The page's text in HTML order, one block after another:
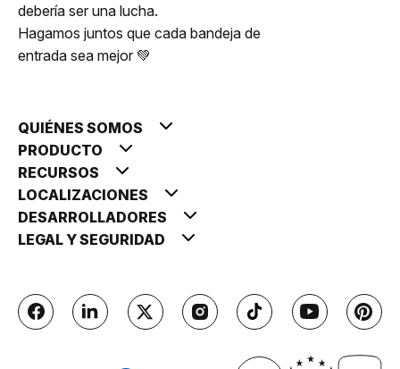
debería ser una lucha.
Hagamos juntos que cada bandeja de
entrada sea mejor 💚
QUIÉNES SOMOS
PRODUCTO
RECURSOS
LOCALIZACIONES
DESARROLLADORES
LEGAL Y SEGURIDAD